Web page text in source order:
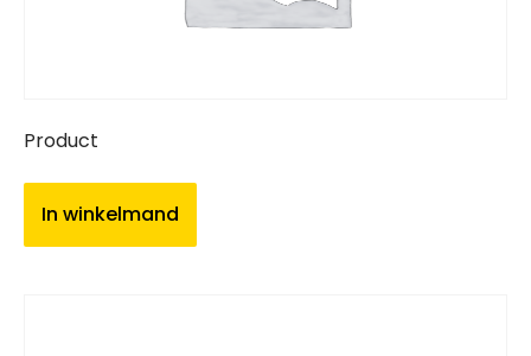
Product
In winkelmand